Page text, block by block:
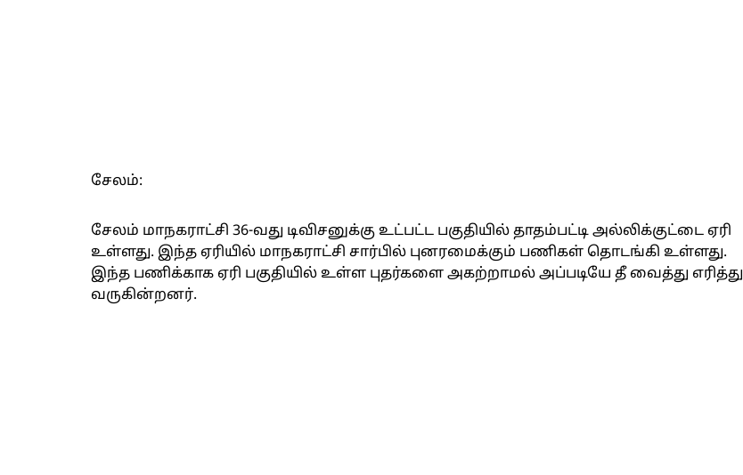
சேலம்:
சேலம் மாநகராட்சி 36-வது டிவிசனுக்கு உட்பட்ட பகுதியில் தாதம்பட்டி அல்லிக்குட்டை ஏரி
உள்ளது. இந்த ஏரியில் மாநகராட்சி சார்பில் புனரமைக்கும் பணிகள் தொடங்கி உள்ளது.
இந்த பணிக்காக ஏரி பகுதியில் உள்ள புதர்களை அகற்றாமல் அப்படியே தீ வைத்து எரித்து
வருகின்றனர்.